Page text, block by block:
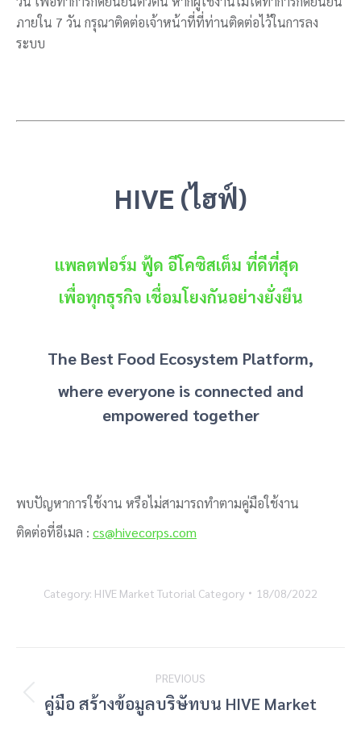
ภายใน 7 วัน กรุณาติดต่อเจ้าหน้าที่ที่ท่านติดต่อไว้ในการลง
ระบบ
HIVE (ไฮฟ์)
แพลตฟอร์ม ฟู้ด อีโคซิสเต็ม ที่ดีที่สุด
เพื่อทุกธุรกิจ เชื่อมโยงกันอย่างยั่งยืน
The Best Food Ecosystem Platform,
where everyone is connected and
empowered together
พบปัญหาการใช้งาน หรือไม่สามารถทำตามคู่มือใช้งาน
ติดต่อที่อีเมล : cs@hivecorps.com
Category: HIVE Market Tutorial Category 18/08/2022
navigation
PREVIOUS
Previous
คู่มือ สร้างข้อมูลบริษัทบน HIVE Market